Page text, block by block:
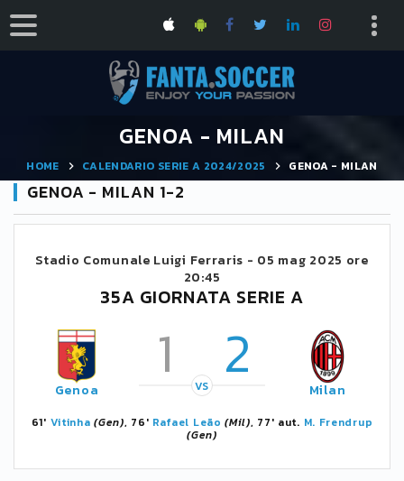
GENOA - MILAN
HOME CALENDARIO SERIE A 2024/2025 GENOA - MILAN
GENOA - MILAN 1-2
Stadio Comunale Luigi Ferraris - 05 mag 2025 ore
20:45
35A GIORNATA SERIE A
Genoa 1 2
VS Milan
61' Vitinha (Gen), 76' Rafael Leão (Mil), 77' aut. M. Frendrup
(Gen)